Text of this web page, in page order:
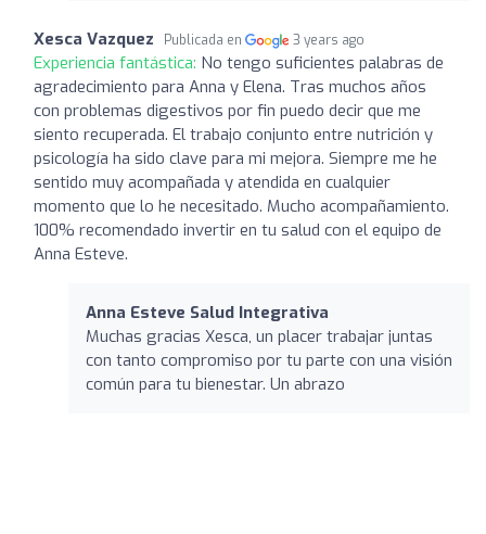
Xesca Vazquez Publicada en 3 years ago
Experiencia fantástica: No tengo suficientes palabras de
agradecimiento para Anna y Elena. Tras muchos años
con problemas digestivos por fin puedo decir que me
siento recuperada. El trabajo conjunto entre nutrición y
psicología ha sido clave para mi mejora. Siempre me he
sentido muy acompañada y atendida en cualquier
momento que lo he necesitado. Mucho acompañamiento.
100% recomendado invertir en tu salud con el equipo de
Anna Esteve.
Anna Esteve Salud Integrativa
Muchas gracias Xesca, un placer trabajar juntas
con tanto compromiso por tu parte con una visión
común para tu bienestar. Un abrazo